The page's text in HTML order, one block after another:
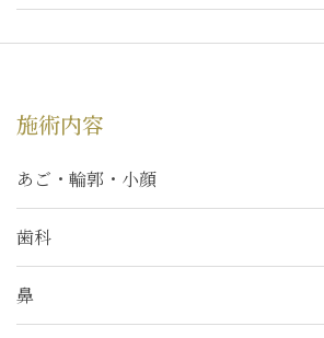
施術内容
あご・輪郭・小顔
歯科
鼻